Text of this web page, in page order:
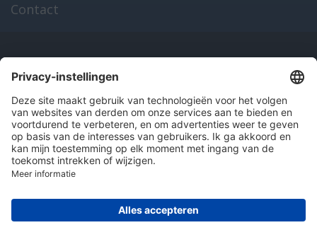
Contact
Onze producten
en diensten
Over Hitma
Algemene voorwaarden Disclaimer
Colofon
© 2026 Hitma B.V.